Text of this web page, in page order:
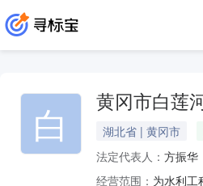
白 黄冈市白莲
湖北省 | 黄冈市
法定代表人： 方振华
经营范围： 为水利工